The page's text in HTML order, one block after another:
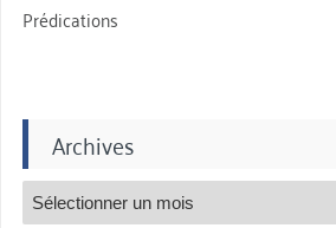
Prédications
Archives